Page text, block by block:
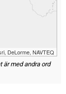
DeLorme, NAVTEQ
är med andra ord